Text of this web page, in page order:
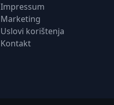
Impressum
Marketing
Uslovi korištenja
Kontakt